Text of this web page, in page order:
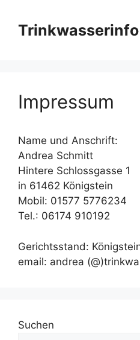
Inhalt
springen
Trinkwasserinfo
Impressum
Name und Anschrift:
Andrea Schmitt
Hintere Schlossgasse 1
in 61462 Königstein
Mobil: 01577 5776234
Tel.: 06174 910192
Gerichtsstand:
email: andrea
Suchen